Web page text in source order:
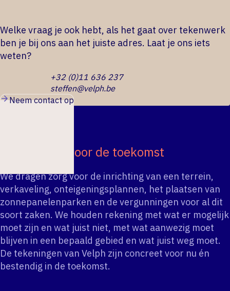
Welke vraag je ook hebt, als het gaat over tekenwerk
ben je bij ons aan het juiste adres. Laat je ons iets
weten?
+32 (0)11 636 237
steffen@velph.be
Neem contact op
Tekeningen voor de toekomst
We dragen zorg voor de inrichting van een terrein,
verkaveling, onteigeningsplannen, het plaatsen van
zonnepanelenparken en de vergunningen voor al dit
soort zaken. We houden rekening met wat er mogelijk
moet zijn en wat juist niet, met wat aanwezig moet
blijven in een bepaald gebied en wat juist weg moet.
De tekeningen van Velph zijn concreet voor nu én
bestendig in de toekomst.